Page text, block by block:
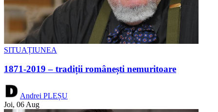
SITUAȚIUNEA
1871-2019 – tradiții românești nemuritoare
Andrei PLEȘU
Joi, 06 Aug